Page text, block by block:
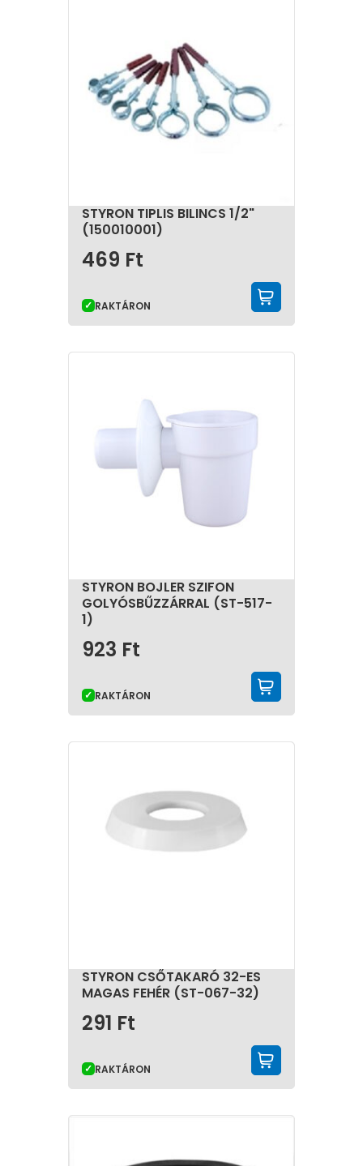
STYRON TIPLIS BILINCS 1/2"
(150010001)
469 Ft
RAKTÁRON
STYRON BOJLER SZIFON
GOLYÓSBŰZZÁRRAL (ST-517-
1)
923 Ft
RAKTÁRON
STYRON CSŐTAKARÓ 32-ES
MAGAS FEHÉR (ST-067-32)
291 Ft
RAKTÁRON